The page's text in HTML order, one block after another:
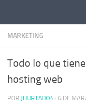
MARKETING
Todo lo que
hosting web
POR JHURTADO4 · 6 DE